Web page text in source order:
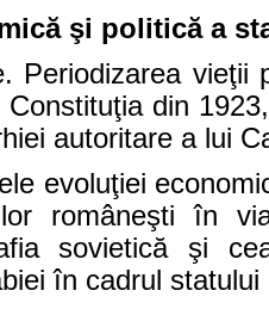
şi politică a
Periodizarea
din
autoritare a lui
evoluţiei
româneşti în
sovietică şi
în cadrul statului